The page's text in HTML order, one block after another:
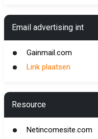
Email advertising int
Gainmail.com
Link plaatsen
Resource
Netincomesite.com